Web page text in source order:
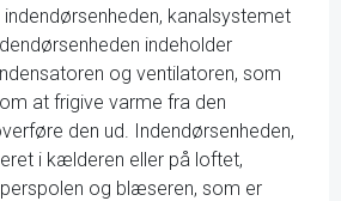
kanalsystemet
indeholder
og ventilatoren, som
at frigive varme fra den
den ud. Indendørsenheden,
i kælderen eller på loftet,
og blæseren, som er